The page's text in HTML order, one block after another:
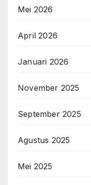
Mei 2026
April 2026
Januari 2026
November 2025
September 2025
Agustus 2025
Mei 2025